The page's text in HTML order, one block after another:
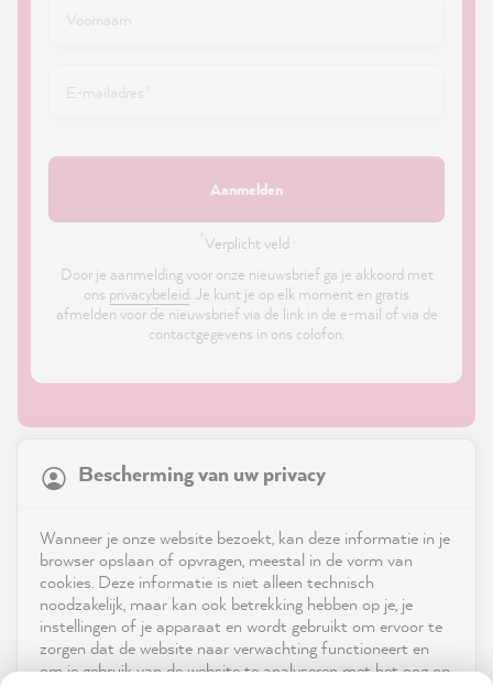
Aanmelden
Verplicht veld ·
Door je aanmelding voor onze nieuwsbrief ga je akkoord met
ons privacybeleid. Je kunt je op elk moment en gratis
afmelden voor de nieuwsbrief via de link in de e-mail of via de
contactgegevens in ons colofon.
Service
Neem contact op met
Bescherming van uw privacy
Wanneer je onze website bezoekt, kan deze informatie in je
browser opslaan of opvragen, meestal in de vorm van
cookies. Deze informatie is niet alleen technisch
noodzakelijk, maar kan ook betrekking hebben op je, je
instellingen of je apparaat en wordt gebruikt om ervoor te
zorgen dat de website naar verwachting functioneert en
om je gebruik van de website te analyseren met het oog op
21,908Reviews
reviews-io